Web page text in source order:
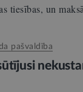
tiesības, un
pašvaldība